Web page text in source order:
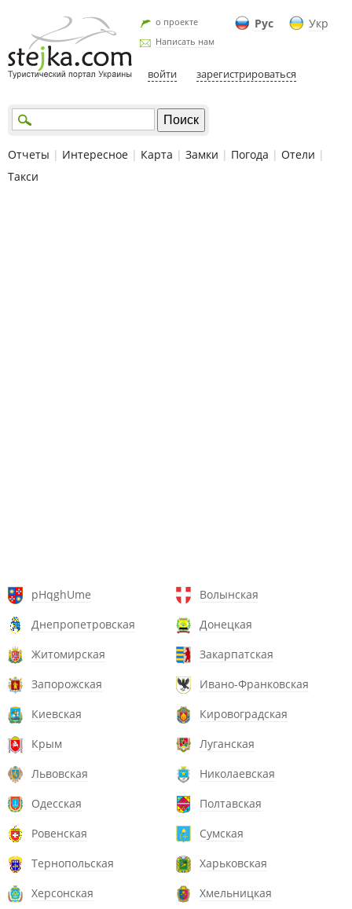
Рус Укр
о проекте
Написать нам
войти зарегистрироваться
Отчеты | Интересное | Карта | Замки | Погода | Отели |
Такси
pHqghUme
Волынская
Днепропетровская
Донецкая
Житомирская
Закарпатская
Запорожская
Ивано-Франковская
Киевская
Кировоградская
Крым
Луганская
Львовская
Николаевская
Одесская
Полтавская
Ровенская
Сумская
Тернопольская
Харьковская
Херсонская
Хмельницкая